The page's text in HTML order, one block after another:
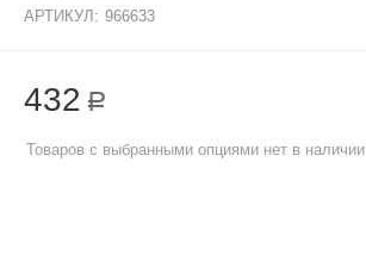
АРТИКУЛ: 966633
432 Р
Товаров с выбранными опциями нет в наличии